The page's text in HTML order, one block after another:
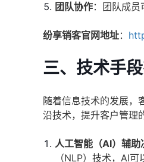
团队协作：团队成
纷享销客官网地址：
三、技术手
随着信息技术的发展，
沿技术，提升客户管理
人工智能（AI）辅助
（NLP）技术，AI